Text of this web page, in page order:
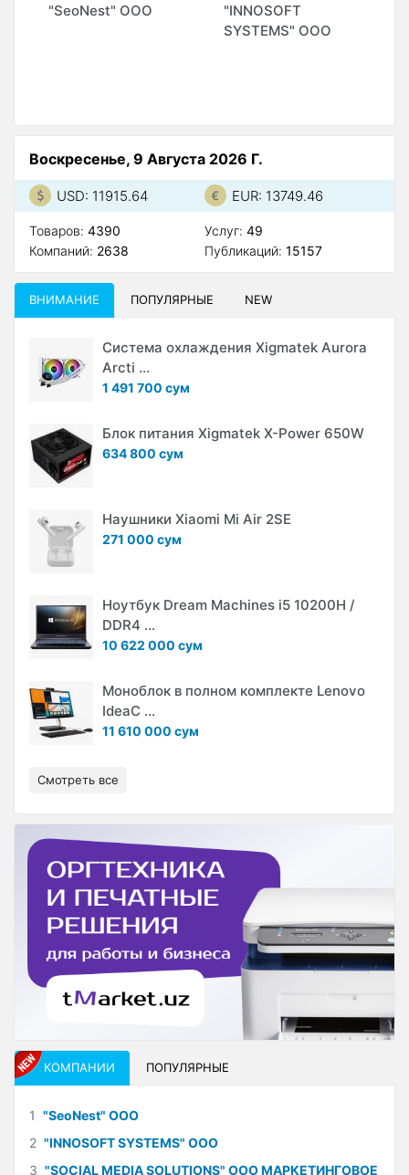
"SeoNest" ООО
"INNOSOFT
SYSTEMS" ООО
Воскресенье, 9 Августа 2026 Г.
USD: 11915.64 EUR: 13749.46
Товаров: 4390
Компаний: 2638
Услуг: 49
Публикаций: 15157
ВНИМАНИЕ ПОПУЛЯРНЫЕ NEW
Система охлаждения Xigmatek Aurora
Arcti ...
1 491 700 сум
Блок питания Xigmatek X-Power 650W
634 800 сум
Наушники Xiaomi Mi Air 2SE
271 000 сум
Ноутбук Dream Machines i5 10200H /
DDR4 ...
10 622 000 сум
Моноблок в полном комплекте Lenovo
IdeaC ...
11 610 000 сум
Смотреть все
КОМПАНИИ ПОПУЛЯРНЫЕ
1 "SeoNest" ООО
2 "INNOSOFT SYSTEMS" ООО
3 "SOCIAL MEDIA SOLUTIONS" ООО МАРКЕТИНГОВОЕ